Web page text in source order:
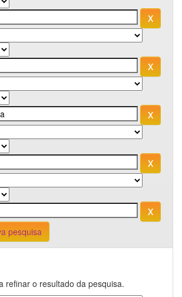
pesquisa
refinar o resultado da pesquisa.